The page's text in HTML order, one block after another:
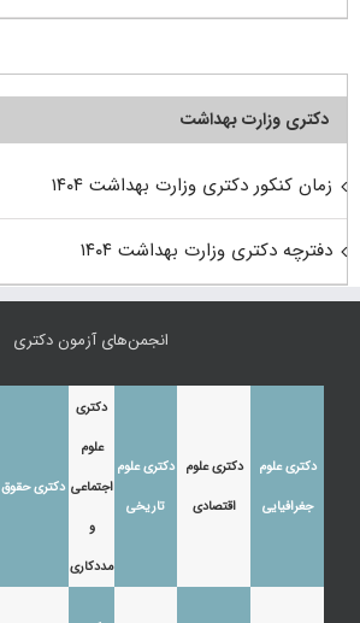
دکتری وزارت بهداشت
زمان کنکور دکتری وزارت بهداشت ۱۴۰۴
دفترچه دکتری وزارت بهداشت ۱۴۰۴
انجمن‌های آزمون دکتری
دکتری علوم
جغرافیایی
دکتری علوم
اقتصادی
دکتری علوم
تاریخی
دکتری
علوم
اجتماعی
و
مددکاری
دکتری حقوق